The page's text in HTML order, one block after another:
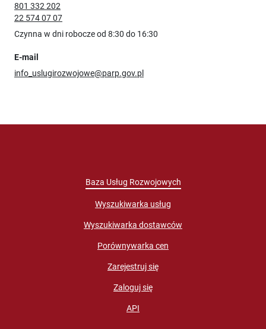
801 332 202
22 574 07 07
Czynna w dni robocze od 8:30 do 16:30
E-mail
info_uslugirozwojowe@parp.gov.pl
Baza Usług Rozwojowych
Wyszukiwarka usług
Wyszukiwarka dostawców
Porównywarka cen
Zarejestruj się
Zaloguj się
API